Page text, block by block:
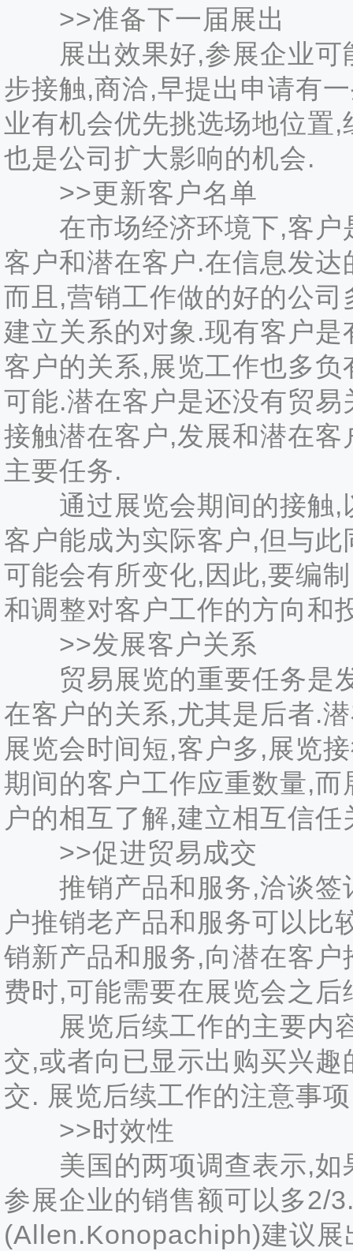
>>准备下一届展出
展出效果好,参展企业可
步接触,商洽,早提出申请有
业有机会优先挑选场地位置
也是公司扩大影响的机会.
>>更新客户名单
在市场经济环境下,客户
客户和潜在客户.在信息发
而且,营销工作做的好的公
建立关系的对象.现有客户
客户的关系,展览工作也多
可能.潜在客户是还没有贸
接触潜在客户,发展和潜在
主要任务.
通过展览会期间的接触,
客户能成为实际客户,但与
可能会有所变化,因此,要编
和调整对客户工作的方向和
>>发展客户关系
贸易展览的重要任务是发
在客户的关系,尤其是后者.
展览会时间短,客户多,展览
期间的客户工作应重数量,
户的相互了解,建立相互信
>>促进贸易成交
推销产品和服务,洽谈签
户推销老产品和服务可以比
销新产品和服务,向潜在客
费时,可能需要在展览会之后
展览后续工作的主要内容
交,或者向已显示出购买兴
交. 展览后续工作的注意事
>>时效性
美国的两项调查表示,如
参展企业的销售额可以多2/
(Allen.Konopachiph)建议